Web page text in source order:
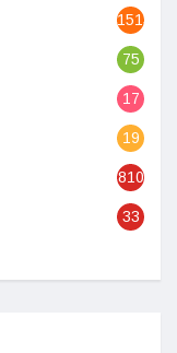
1513
75
17
19
810
33